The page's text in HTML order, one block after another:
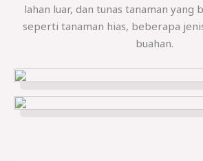
lahan luar, dan tunas tanaman yang
seperti tanaman hias, beberapa
buahan.